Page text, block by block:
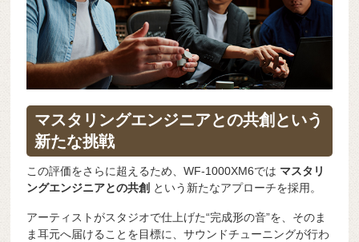
マスタリングエンジニアとの共創という
新たな挑戦
この評価をさらに超えるため、WF-1000XM6では マスタリ
ングエンジニアとの共創 という新たなアプローチを採用。
アーティストがスタジオで仕上げた“完成形の音”を、そのま
ま耳元へ届けることを目標に、サウンドチューニングが行わ